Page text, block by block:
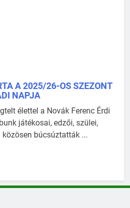
A 2025/26-OS SZEZONT
NAPJA
élettel a Novák Ferenc Érdi
játékosai, edzői, szülei,
búcsúztatták ...